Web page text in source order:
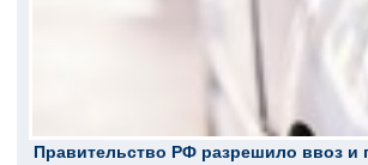
Правительство РФ разрешило ввоз и